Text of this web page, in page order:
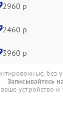
2960 р
2460 р
3960 р
без
Записывайтесь
устройство и